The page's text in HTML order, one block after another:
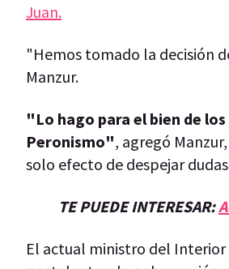
Juan.
"Hemos tomado la decisión
Manzur.
"Lo hago para el bien de
Peronismo", agregó
solo efecto de despejar
TE PUEDE INTERESAR:
El actual ministro del